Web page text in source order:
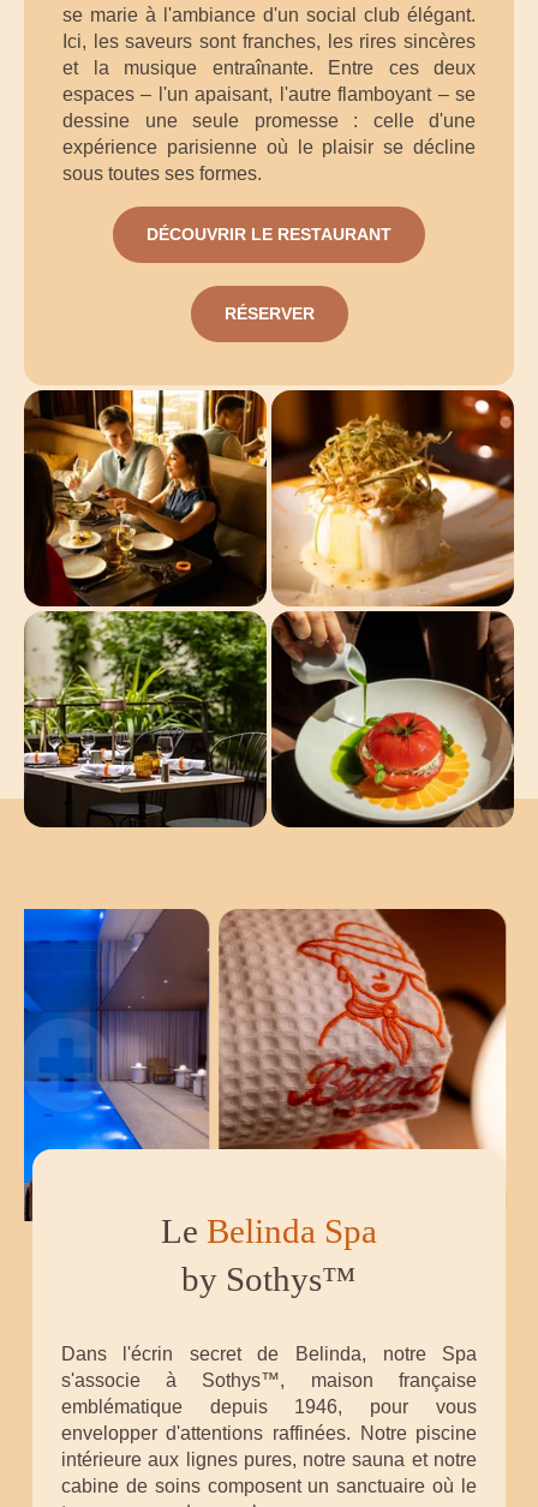
se marie à l'ambiance d'un social club élégant.
Ici, les saveurs sont franches, les rires sincères
et la musique entraînante. Entre ces deux
espaces – l'un apaisant, l'autre flamboyant – se
dessine une seule promesse : celle d'une
expérience parisienne où le plaisir se décline
sous toutes ses formes.
DÉCOUVRIR LE RESTAURANT
RÉSERVER
Le Belinda Spa
by Sothys™
Dans l'écrin secret de Belinda, notre Spa
s'associe à Sothys™, maison française
emblématique depuis 1946, pour vous
envelopper d'attentions raffinées. Notre piscine
intérieure aux lignes pures, notre sauna et notre
cabine de soins composent un sanctuaire où le